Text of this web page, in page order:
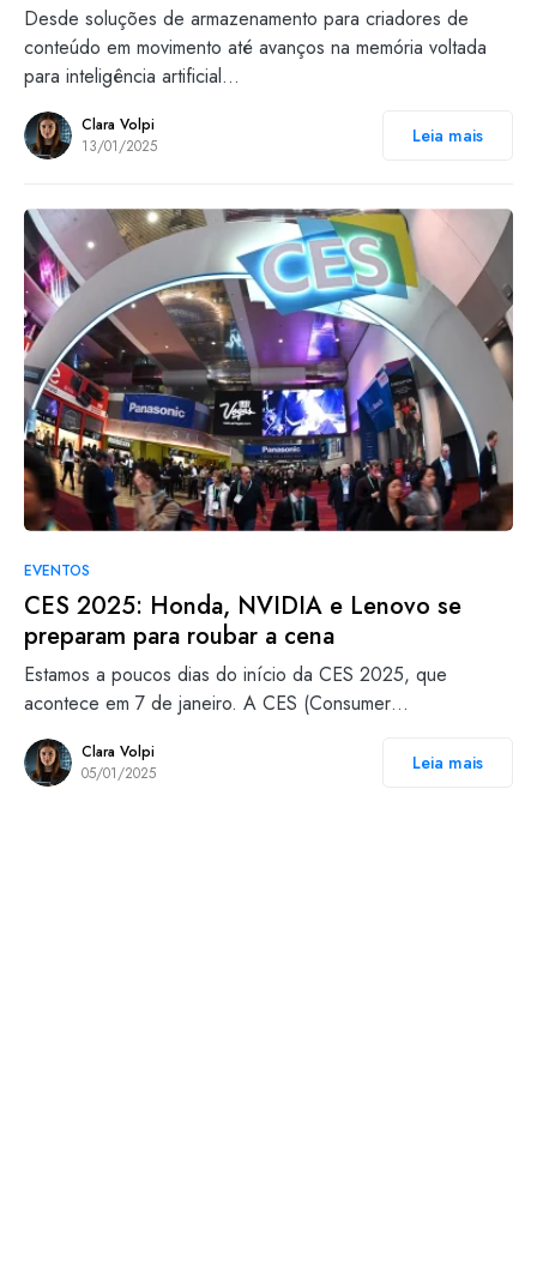
Desde soluções de armazenamento para criadores de
conteúdo em movimento até avanços na memória voltada
para inteligência artificial…
Clara Volpi
13/01/2025
Leia mais
EVENTOS
CES 2025: Honda, NVIDIA e Lenovo se
preparam para roubar a cena
Estamos a poucos dias do início da CES 2025, que
acontece em 7 de janeiro. A CES (Consumer…
Clara Volpi
05/01/2025
Leia mais